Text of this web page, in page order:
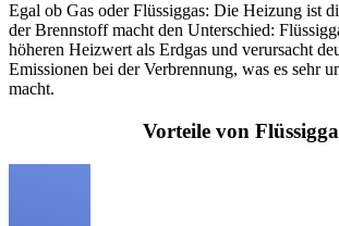
Egal ob Gas oder Flüssiggas: Die Heizung ist
der Brennstoff macht den Unterschied:
höheren Heizwert als Erdgas und verursacht
Emissionen bei der Verbrennung, was es sehr
macht.
Vorteile von